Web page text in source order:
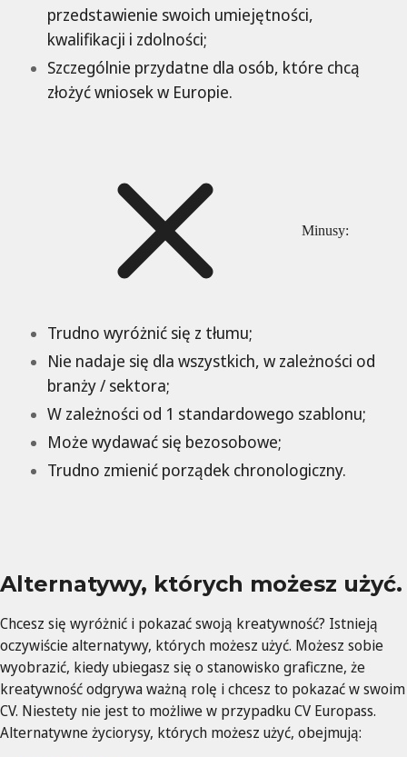
przedstawienie swoich umiejętności,
kwalifikacji i zdolności;
Szczególnie przydatne dla osób, które chcą
złożyć wniosek w Europie.
Minusy:
Trudno wyróżnić się z tłumu;
Nie nadaje się dla wszystkich, w zależności od
branży / sektora;
W zależności od 1 standardowego szablonu;
Może wydawać się bezosobowe;
Trudno zmienić porządek chronologiczny.
Alternatywy, których możesz użyć.
Chcesz się wyróżnić i pokazać swoją kreatywność? Istnieją
oczywiście alternatywy, których możesz użyć. Możesz sobie
wyobrazić, kiedy ubiegasz się o stanowisko graficzne, że
kreatywność odgrywa ważną rolę i chcesz to pokazać w swoim
CV. Niestety nie jest to możliwe w przypadku CV Europass.
Alternatywne życiorysy, których możesz użyć, obejmują: